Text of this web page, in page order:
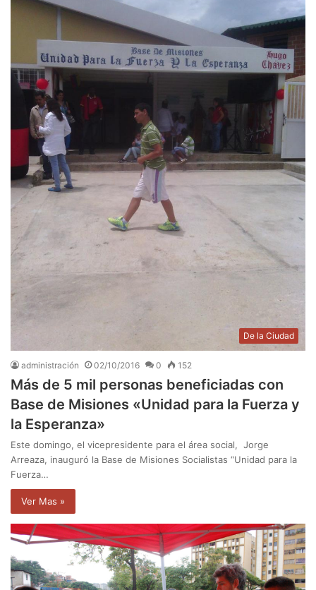
De la Ciudad
administración 02/10/2016 0 152
Más de 5 mil personas beneficiadas con
Base de Misiones «Unidad para la Fuerza y
la Esperanza»
Este domingo, el vicepresidente para el área social, Jorge
Arreaza, inauguró la Base de Misiones Socialistas “Unidad para la
Fuerza…
Ver Mas »